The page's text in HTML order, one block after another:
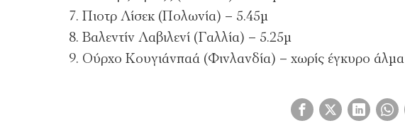
Πιοτρ Λίσεκ (Πολωνία) – 5.45μ
Βαλεντίν Λαβιλενί (Γαλλία) – 5.25μ
Ούρχο Κουγιάνπαά (Φινλανδία) – χωρίς έγκυρο άλμα